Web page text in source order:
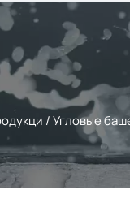
/Угловые